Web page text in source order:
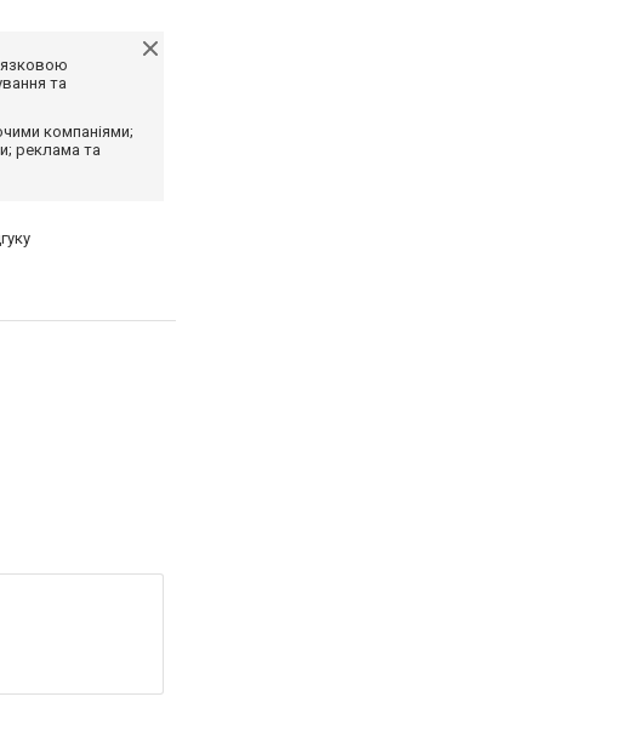
та
компаніями;
реклама та